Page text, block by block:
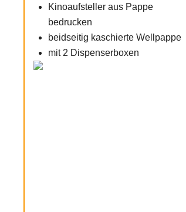
Kinoaufsteller aus Pappe
bedrucken
beidseitig kaschierte Wellpappe
mit 2 Dispenserboxen